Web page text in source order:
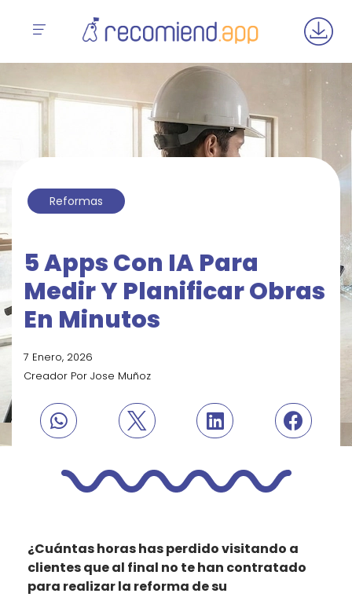
Reformas
5 Apps Con IA Para
Medir Y Planificar Obras
En Minutos
7 Enero, 2026
Creador Por Jose Muñoz
¿Cuántas horas has perdido visitando a
clientes que al final no te han contratado
para realizar la reforma de su